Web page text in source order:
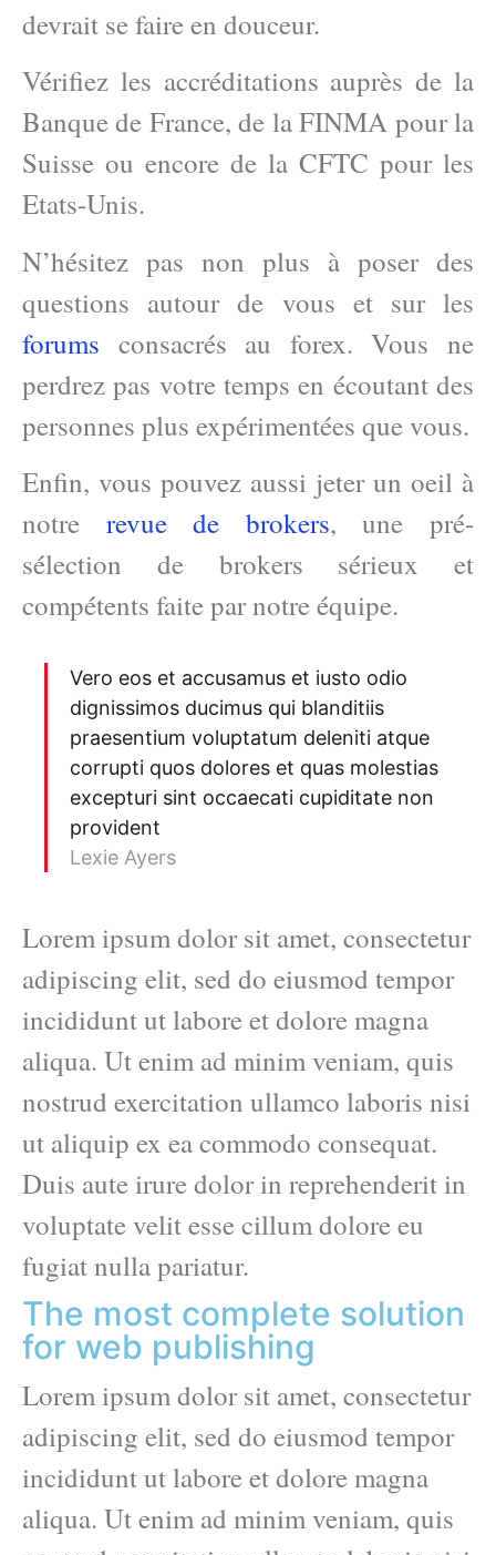
devrait se faire en douceur.
Vérifiez les accréditations auprès de la
Banque de France, de la FINMA pour la
Suisse ou encore de la CFTC pour les
Etats-Unis.
N’hésitez pas non plus à poser des
questions autour de vous et sur les
forums consacrés au forex. Vous ne
perdrez pas votre temps en écoutant des
personnes plus expérimentées que vous.
Enfin, vous pouvez aussi jeter un oeil à
notre revue de brokers, une pré-
sélection de brokers sérieux et
compétents faite par notre équipe.
Vero eos et accusamus et iusto odio
dignissimos ducimus qui blanditiis
praesentium voluptatum deleniti atque
corrupti quos dolores et quas molestias
excepturi sint occaecati cupiditate non
provident
Lexie Ayers
Lorem ipsum dolor sit amet, consectetur
adipiscing elit, sed do eiusmod tempor
incididunt ut labore et dolore magna
aliqua. Ut enim ad minim veniam, quis
nostrud exercitation ullamco laboris nisi
ut aliquip ex ea commodo consequat.
Duis aute irure dolor in reprehenderit in
voluptate velit esse cillum dolore eu
fugiat nulla pariatur.
The most complete solution
for web publishing
Lorem ipsum dolor sit amet, consectetur
adipiscing elit, sed do eiusmod tempor
incididunt ut labore et dolore magna
aliqua. Ut enim ad minim veniam, quis